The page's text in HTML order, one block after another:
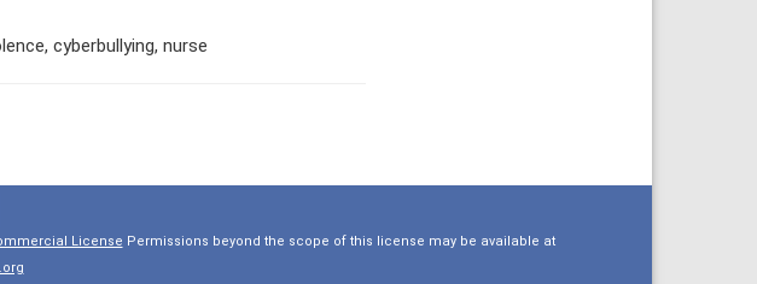
cyberbullying, nurse
License Permissions beyond the scope of this license may be available at